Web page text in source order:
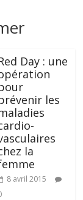
Day : une
les
la
8 avril 2015